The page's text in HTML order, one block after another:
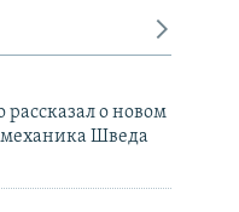
о новом
Шведа